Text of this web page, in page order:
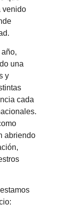
venido
una
y
cada
abriendo